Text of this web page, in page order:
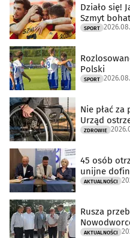
Działo się!
Szmyt
SPORT
Polski
SPORT
Nie płać
Urząd
ZDROWIE
45 osób
unijne
AKTUALNOŚCI
Rusza
AKTUALNOŚCI